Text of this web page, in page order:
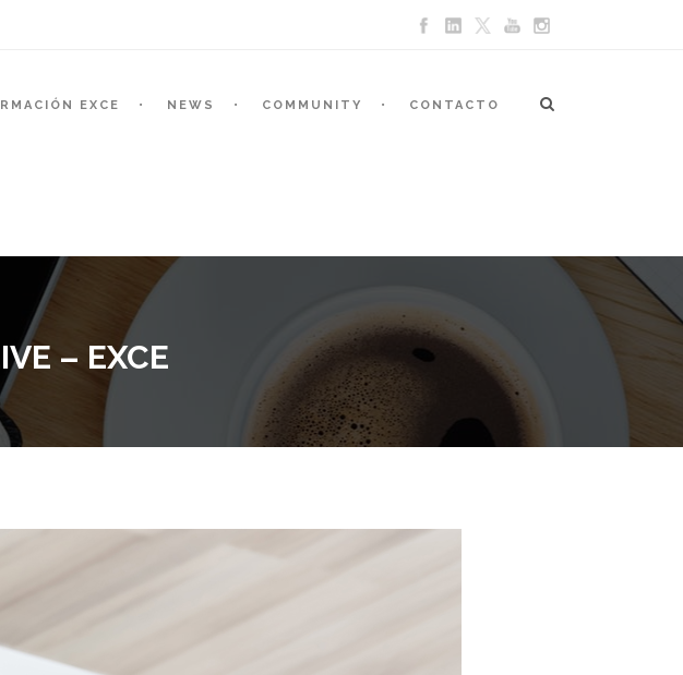
EXCE NEWS COMMUNITY CONTACTO
– EXCE